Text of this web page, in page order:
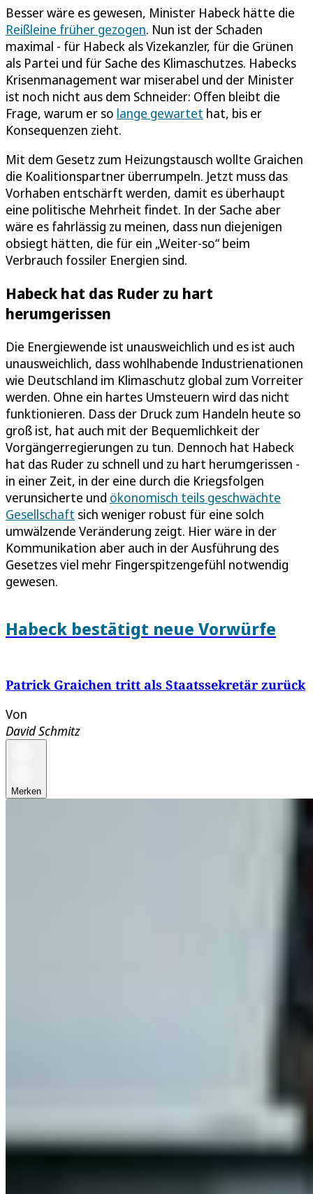
Besser wäre es gewesen, Minister Habeck hätte die
Reißleine früher gezogen. Nun ist der Schaden
maximal - für Habeck als Vizekanzler, für die Grünen
als Partei und für Sache des Klimaschutzes. Habecks
Krisenmanagement war miserabel und der Minister
ist noch nicht aus dem Schneider: Offen bleibt die
Frage, warum er so lange gewartet hat, bis er
Konsequenzen zieht.
Mit dem Gesetz zum Heizungstausch wollte Graichen
die Koalitionspartner überrumpeln. Jetzt muss das
Vorhaben entschärft werden, damit es überhaupt
eine politische Mehrheit findet. In der Sache aber
wäre es fahrlässig zu meinen, dass nun diejenigen
obsiegt hätten, die für ein „Weiter-so“ beim
Verbrauch fossiler Energien sind.
Habeck hat das Ruder zu hart
herumgerissen
Die Energiewende ist unausweichlich und es ist auch
unausweichlich, dass wohlhabende Industrienationen
wie Deutschland im Klimaschutz global zum Vorreiter
werden. Ohne ein hartes Umsteuern wird das nicht
funktionieren. Dass der Druck zum Handeln heute so
groß ist, hat auch mit der Bequemlichkeit der
Vorgängerregierungen zu tun. Dennoch hat Habeck
hat das Ruder zu schnell und zu hart herumgerissen -
in einer Zeit, in der eine durch die Kriegsfolgen
verunsicherte und ökonomisch teils geschwächte
Gesellschaft sich weniger robust für eine solch
umwälzende Veränderung zeigt. Hier wäre in der
Kommunikation aber auch in der Ausführung des
Gesetzes viel mehr Fingerspitzengefühl notwendig
gewesen.
Habeck bestätigt neue Vorwürfe
Patrick Graichen tritt als Staatssekretär zurück
Von
David Schmitz
Merken